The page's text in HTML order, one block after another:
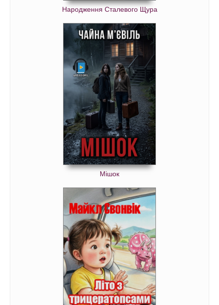
Народження Сталевого Щура
Мішок